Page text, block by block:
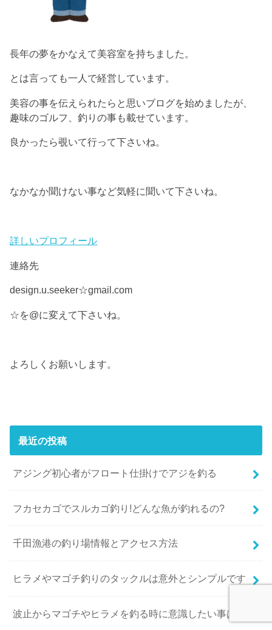
長年の夢をかなえて美容室を持ちました。
とは言っても一人で経営しています。
美容の事を伝えられたらと思いブログを始めましたが、
趣味のゴルフ、釣りの事も載せています。
良かったら覗いて行って下さいね。
なかなか聞けない事など気軽に聞いて下さいね。
詳しいプロフィール
連絡先
design.u.seeker☆gmail.com
☆を@に変えて下さいね。
よろしくお願いします。
最近の投稿
アジング初心者がフロート仕掛けでアジを釣る
フカセカゴでスルカゴ釣り!どんな魚が釣れるの?
千田漁港の釣り場情報とアクセス方法
ヒラメやマゴチ釣りのタックルは意外とシンプルです
波止からマゴチやヒラメを釣る時に意識したい事は?